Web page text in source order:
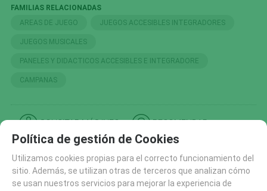
FAMILIAS RELACIONADAS
AREAS DE JUEGO
JUEGOS ACCESIBLES INTEGRADORES
JUEGOS MUSICALES
PANELES Y DIDACTICOS ACCESIBLES E INTEGRADORE
CAMPANAS
SOLICITAR MÁS INFO RECOMENDAR
AREAS DE JUEGO
TIROLINAS (27)
Política de gestión de Cookies
Utilizamos cookies propias para el correcto funcionamiento del
sitio. Además, se utilizan otras de terceros que analizan cómo
se usan nuestros servicios para mejorar la experiencia de